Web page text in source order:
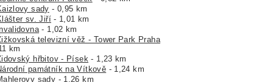
sady - 0,95 km
sv. Jiří- 1,01 km
- 1,02 km
televizní věž - Tower Park Praha
km
hřbitov - Písek - 1,23 km
památník na Vítkově - 1,24 km
sady - 1,26 km